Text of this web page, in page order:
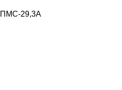
ПМС-29,3А